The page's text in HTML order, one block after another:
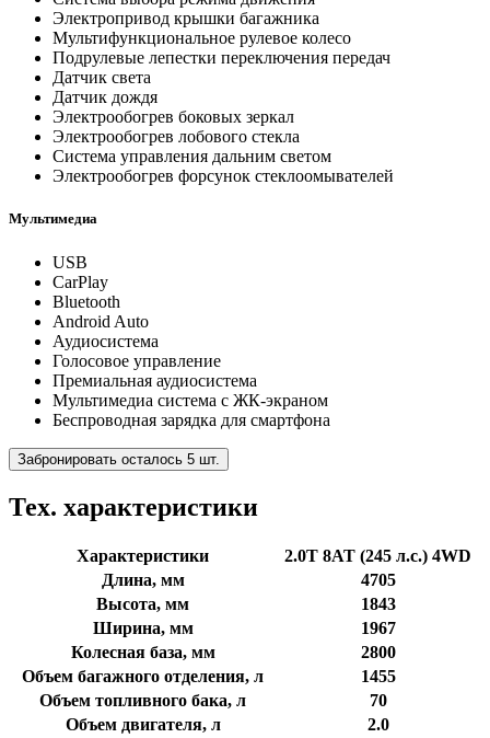
Электропривод крышки багажника
Мультифункциональное рулевое колесо
Подрулевые лепестки переключения передач
Датчик света
Датчик дождя
Электрообогрев боковых зеркал
Электрообогрев лобового стекла
Система управления дальним светом
Электрообогрев форсунок стеклоомывателей
Мультимедиа
USB
CarPlay
Bluetooth
Android Auto
Аудиосистема
Голосовое управление
Премиальная аудиосистема
Мультимедиа система с ЖК-экраном
Беспроводная зарядка для смартфона
Забронировать осталось 5 шт.
Тех. характеристики
Характеристики
2.0T 8AT (245 л.с.) 4WD
Длина, мм
4705
Высота, мм
1843
Ширина, мм
1967
Колесная база, мм
2800
Объем багажного отделения, л
1455
Объем топливного бака, л
70
Объем двигателя, л
2.0